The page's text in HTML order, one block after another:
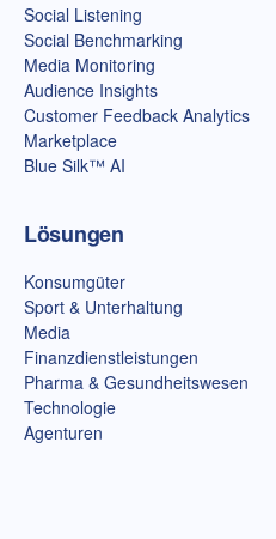
Social Listening
Social Benchmarking
Media Monitoring
Audience Insights
Customer Feedback Analytics
Marketplace
Blue Silk™ AI
Lösungen
Konsumgüter
Sport & Unterhaltung
Media
Finanzdienstleistungen
Pharma & Gesundheitswesen
Technologie
Agenturen